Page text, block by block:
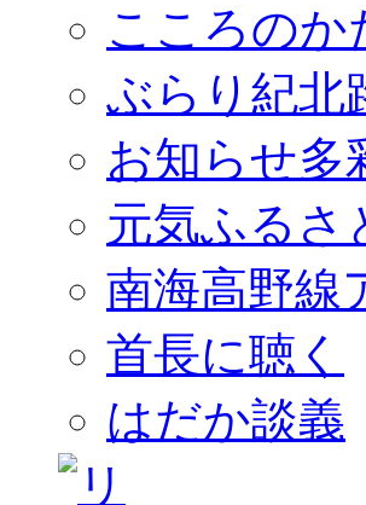
こころのか
ぶらり紀北
お知らせ多
元気ふるさ
南海高野線
首長に聴く
はだか談義